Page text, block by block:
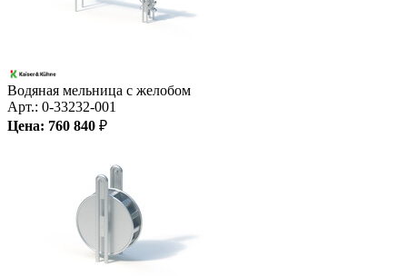
Водяная мельница с желобом
Арт.: 0-33232-001
Цена: 760 840 ₽